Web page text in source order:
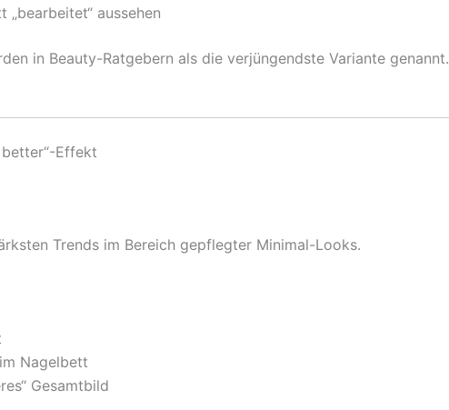
aussehen
in Beauty-Ratgebern als die verjüngendste Variante genannt.
Effekt
Trends im Bereich gepflegter Minimal-Looks.
Nagelbett
Gesamtbild